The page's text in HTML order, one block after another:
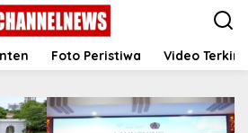
Foto Peristiwa Video Terkini